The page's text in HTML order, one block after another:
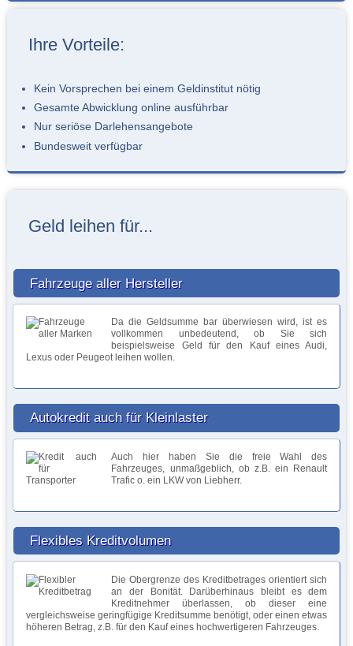
Ihre Vorteile:
Kein Vorsprechen bei einem Geldinstitut nötig
Gesamte Abwicklung online ausführbar
Nur seriöse Darlehensangebote
Bundesweit verfügbar
Geld leihen für...
Fahrzeuge aller Hersteller
Da die Geldsumme bar überwiesen wird, ist es
vollkommen unbedeutend, ob Sie sich
beispielsweise Geld für den Kauf eines Audi,
Lexus oder Peugeot leihen wollen.
Autokredit auch für Kleinlaster
Auch hier haben Sie die freie Wahl des
Fahrzeuges, unmaßgeblich, ob z.B. ein Renault
Trafic o. ein LKW von Liebherr.
Flexibles Kreditvolumen
Die Obergrenze des Kreditbetrages orientiert sich
an der Bonität. Darüberhinaus bleibt es dem
Kreditnehmer überlassen, ob dieser eine
vergleichsweise geringfügige Kreditsumme benötigt, oder einen etwas
höheren Betrag, z.B. für den Kauf eines hochwertigeren Fahrzeuges.